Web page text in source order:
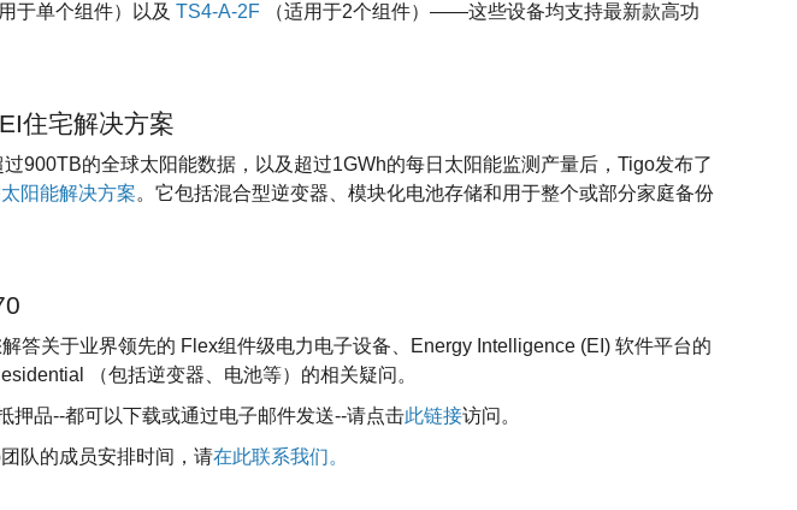
于单个组件）以及 TS4-A-2F（适用于2个组件）——这些设备均支持最新款高功
住宅解决方案
900TB的全球太阳能数据，以及超过1GWh的每日太阳能监测产量后，Tigo发布了
阳能解决方案。它包括混合型逆变器、模块化电池存储和用于整个或部分家庭备份
答关于业界领先的 Flex组件级电力电子设备、Energy Intelligence (EI) 软件平台的
（包括逆变器、电池等）的相关疑问。
押品--都可以下载或通过电子邮件发送--请点击此链接访问。
队的成员安排时间，请在此联系我们。